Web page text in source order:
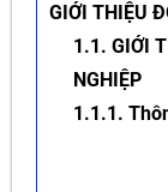
GIỚI THIỆU
1.1. GIỚI
NGHIỆP
1.1.1.